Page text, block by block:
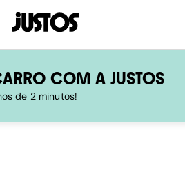
COM A JUSTOS
de 2 minutos!